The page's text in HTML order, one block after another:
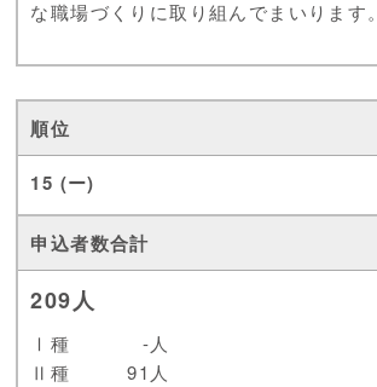
な職場づくりに取り組んでまいります。
15 (ー)
209人
Ⅰ種
-人
Ⅱ種
91人